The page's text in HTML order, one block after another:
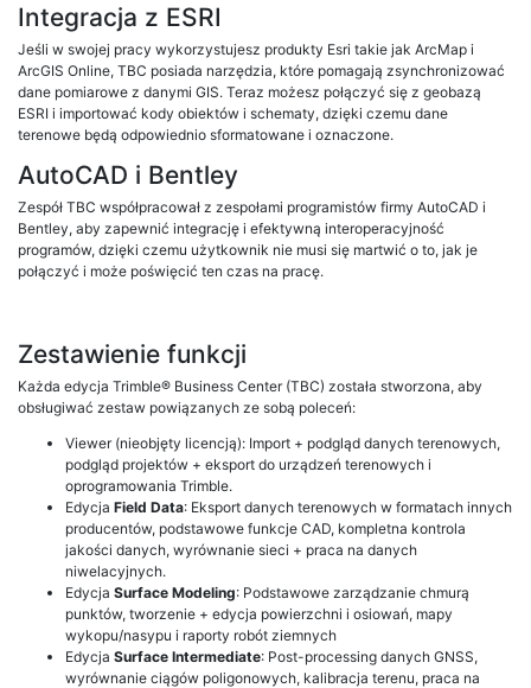
Integracja z ESRI
Jeśli w swojej pracy wykorzystujesz produkty Esri takie jak ArcMap i
ArcGIS Online, TBC posiada narzędzia, które pomagają zsynchronizować
dane pomiarowe z danymi GIS. Teraz możesz połączyć się z geobazą
ESRI i importować kody obiektów i schematy, dzięki czemu dane
terenowe będą odpowiednio sformatowane i oznaczone.
AutoCAD i Bentley
Zespół TBC współpracował z zespołami programistów firmy AutoCAD i
Bentley, aby zapewnić integrację i efektywną interoperacyjność
programów, dzięki czemu użytkownik nie musi się martwić o to, jak je
połączyć i może poświęcić ten czas na pracę.
Zestawienie funkcji
Każda edycja Trimble® Business Center (TBC) została stworzona, aby
obsługiwać zestaw powiązanych ze sobą poleceń:
Viewer (nieobjęty licencją): Import + podgląd danych terenowych,
podgląd projektów + eksport do urządzeń terenowych i
oprogramowania Trimble.
Edycja Field Data: Eksport danych terenowych w formatach innych
producentów, podstawowe funkcje CAD, kompletna kontrola
jakości danych, wyrównanie sieci + praca na danych
niwelacyjnych.
Edycja Surface Modeling: Podstawowe zarządzanie chmurą
punktów, tworzenie + edycja powierzchni i osiowań, mapy
wykopu/nasypu i raporty robót ziemnych
Edycja Surface Intermediate: Post-processing danych GNSS,
wyrównanie ciągów poligonowych, kalibracja terenu, praca na